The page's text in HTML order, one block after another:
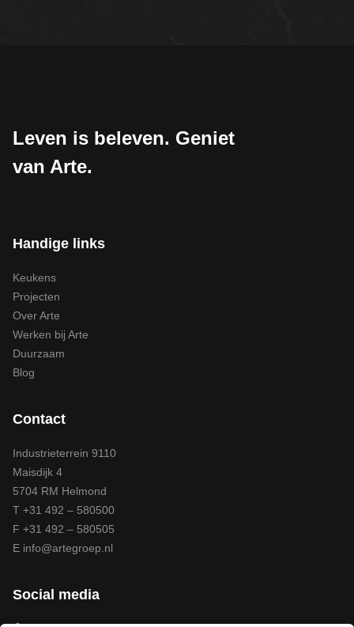
Leven is beleven. Geniet
van Arte.
Handige links
Keukens
Projecten
Over Arte
Werken bij Arte
Duurzaam
Blog
Contact
Industrieterrein 9110
Maisdijk 4
5704 RM Helmond
T +31 492 – 580500
F +31 492 – 580505
E info@artegroep.nl
Social media